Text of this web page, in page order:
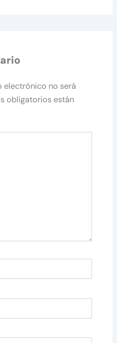
electrónico no será
obligatorios están